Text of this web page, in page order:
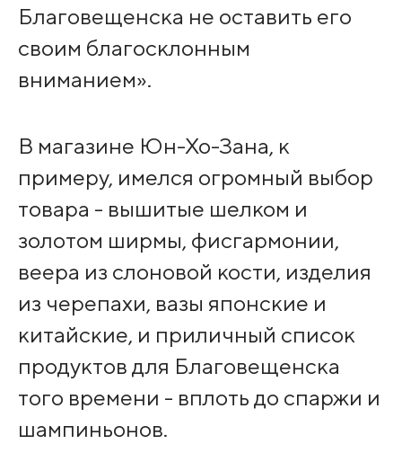
Благовещенска не оставить его
своим благосклонным
вниманием».
В магазине Юн-Хо-Зана, к
примеру, имелся огромный выбор
товара - вышитые шелком и
золотом ширмы, фисгармонии,
веера из слоновой кости, изделия
из черепахи, вазы японские и
китайские, и приличный список
продуктов для Благовещенска
того времени - вплоть до спаржи и
шампиньонов.